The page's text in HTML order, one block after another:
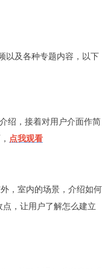
以及各种专题内容，以下
绍，接着对用户介面作简
点我观看
，室内的场景，介绍如何
，让用户了解怎么建立